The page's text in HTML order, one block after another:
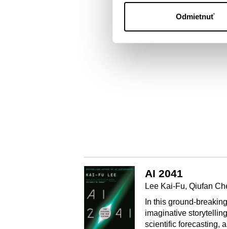
Odmietnuť
AI 2041
Lee Kai-Fu, Qiufan
In this ground-
imaginative
scientific forecasting, a